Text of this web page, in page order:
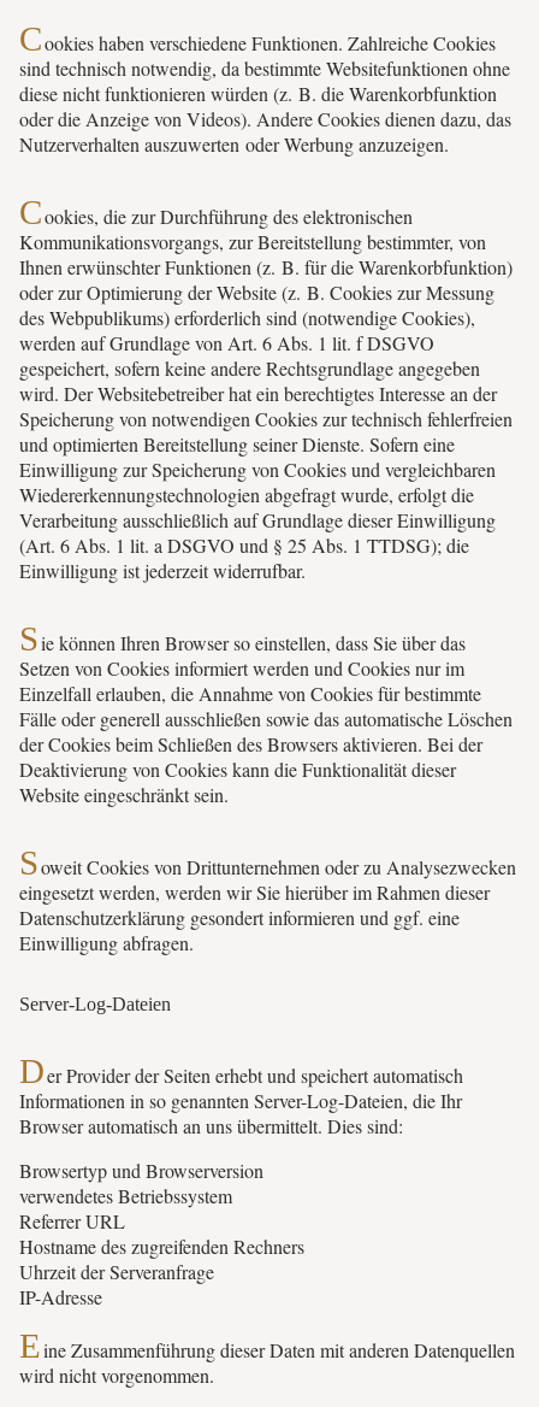
Cookies haben verschiedene Funktionen. Zahlreiche Cookies
sind technisch notwendig, da bestimmte Websitefunktionen ohne
diese nicht funktionieren würden (z. B. die Warenkorbfunktion
oder die Anzeige von Videos). Andere Cookies dienen dazu, das
Nutzerverhalten auszuwerten oder Werbung anzuzeigen.
Cookies, die zur Durchführung des elektronischen
Kommunikationsvorgangs, zur Bereitstellung bestimmter, von
Ihnen erwünschter Funktionen (z. B. für die Warenkorbfunktion)
oder zur Optimierung der Website (z. B. Cookies zur Messung
des Webpublikums) erforderlich sind (notwendige Cookies),
werden auf Grundlage von Art. 6 Abs. 1 lit. f DSGVO
gespeichert, sofern keine andere Rechtsgrundlage angegeben
wird. Der Websitebetreiber hat ein berechtigtes Interesse an der
Speicherung von notwendigen Cookies zur technisch fehlerfreien
und optimierten Bereitstellung seiner Dienste. Sofern eine
Einwilligung zur Speicherung von Cookies und vergleichbaren
Wiedererkennungstechnologien abgefragt wurde, erfolgt die
Verarbeitung ausschließlich auf Grundlage dieser Einwilligung
(Art. 6 Abs. 1 lit. a DSGVO und § 25 Abs. 1 TTDSG); die
Einwilligung ist jederzeit widerrufbar.
Sie können Ihren Browser so einstellen, dass Sie über das
Setzen von Cookies informiert werden und Cookies nur im
Einzelfall erlauben, die Annahme von Cookies für bestimmte
Fälle oder generell ausschließen sowie das automatische Löschen
der Cookies beim Schließen des Browsers aktivieren. Bei der
Deaktivierung von Cookies kann die Funktionalität dieser
Website eingeschränkt sein.
Soweit Cookies von Drittunternehmen oder zu Analysezwecken
eingesetzt werden, werden wir Sie hierüber im Rahmen dieser
Datenschutzerklärung gesondert informieren und ggf. eine
Einwilligung abfragen.
Server-Log-Dateien
Der Provider der Seiten erhebt und speichert automatisch
Informationen in so genannten Server-Log-Dateien, die Ihr
Browser automatisch an uns übermittelt. Dies sind:
Browsertyp und Browserversion
verwendetes Betriebssystem
Referrer URL
Hostname des zugreifenden Rechners
Uhrzeit der Serveranfrage
IP-Adresse
Eine Zusammenführung dieser Daten mit anderen Datenquellen
wird nicht vorgenommen.